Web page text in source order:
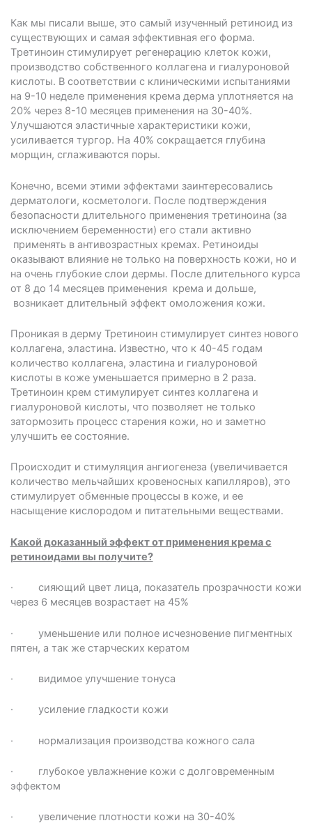
Как мы писали выше, это самый изученный ретиноид из
существующих и самая эффективная его форма.
Tретиноин стимулирует регенерацию клеток кожи,
производство собственного коллагена и гиалуроновой
кислоты. В соответствии с клиническими испытаниями
на 9-10 неделе применения крема дерма уплотняется на
20% через 8-10 месяцев применения на 30-40%.
Улучшаются эластичные характеристики кожи,
усиливается тургор. На 40% сокращается глубина
морщин, сглаживаются поры.
Конечно, всеми этими эффектами заинтересовались
дерматологи, косметологи. После подтверждения
безопасности длительного применения третиноина (за
исключением беременности) его стали активно
применять в антивозрастных кремах. Ретиноиды
оказывают влияние не только на поверхность кожи, но и
на очень глубокие слои дермы. После длительного курса
от 8 до 14 месяцев применения крема и дольше,
возникает длительный эффект омоложения кожи.
Проникая в дерму Третиноин стимулирует синтез нового
коллагена, эластина. Известно, что к 40-45 годам
количество коллагена, эластина и гиалуроновой
кислоты в коже уменьшается примерно в 2 раза.
Третиноин крем стимулирует синтез коллагена и
гиалуроновой кислоты, что позволяет не только
затормозить процесс старения кожи, но и заметно
улучшить ее состояние.
Происходит и стимуляция ангиогенеза (увеличивается
количество мельчайших кровеносных капилляров), это
стимулирует обменные процессы в коже, и ее
насыщение кислородом и питательными веществами.
Какой доказанный эффект от применения крема с
ретиноидами вы получите?
· сияющий цвет лица, показатель прозрачности кожи
через 6 месяцев возрастает на 45%
· уменьшение или полное исчезновение пигментных
пятен, а так же старческих кератом
· видимое улучшение тонуса
· усиление гладкости кожи
· нормализация производства кожного сала
· глубокое увлажнение кожи с долговременным
эффектом
· увеличение плотности кожи на 30-40%